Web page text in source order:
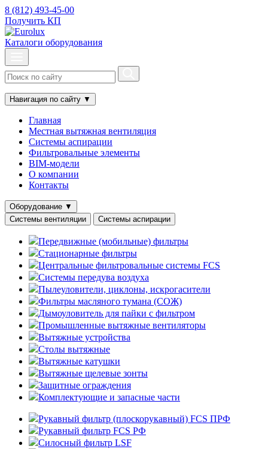
8 (812) 493-45-00
Получить КП
Каталоги оборудования
Навигация по сайту ▼
Главная
Местная вытяжная вентиляция
Системы аспирации
Фильтровальные элементы
BIM-модели
О компании
Контакты
Оборудование ▼
Системы вентиляции
Системы аспирации
Передвижные (мобильные) фильтры
Стационарные фильтры
Центральные фильтровальные системы FCS
Системы передува воздуха
Пылеуловители, циклоны, искрогасители
Фильтры масляного тумана (СОЖ)
Дымоуловитель для пайки с фильтром
Промышленные вытяжные вентиляторы
Вытяжные устройства
Столы вытяжные
Вытяжные катушки
Вытяжные щелевые зонты
Защитные ограждения
Комплектующие и запасные части
Рукавный фильтр (плоскорукавный) FCS ПРФ
Рукавный фильтр FCS РФ
Силосный фильтр LSF